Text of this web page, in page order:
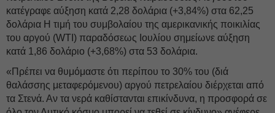
κατέγραφε αύξηση κατά 2,28 δολάρια (+3,84%) στα 62,25
δολάρια Η τιμή του συμβολαίου της αμερικανικής ποικιλίας
του αργού (WTI) παραδόσεως Ιουλίου σημείωνε αύξηση
κατά 1,86 δολάριο (+3,68%) στα 53 δολάρια.
«Πρέπει να θυμόμαστε ότι περίπου το 30% του (διά
θαλάσσης μεταφερόμενου) αργού πετρελαίου διέρχεται από
τα Στενά. Αν τα νερά καθίστανται επικίνδυνα, η προσφορά σε